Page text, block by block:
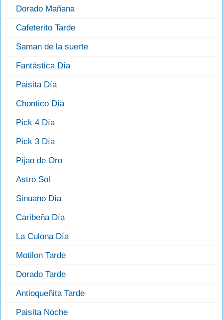
Dorado Mañana
Cafeterito Tarde
Saman de la suerte
Fantástica Día
Paisita Día
Chontico Día
Pick 4 Día
Pick 3 Día
Pijao de Oro
Astro Sol
Sinuano Día
Caribeña Día
La Culona Día
Motilon Tarde
Dorado Tarde
Antioqueñita Tarde
Paisita Noche